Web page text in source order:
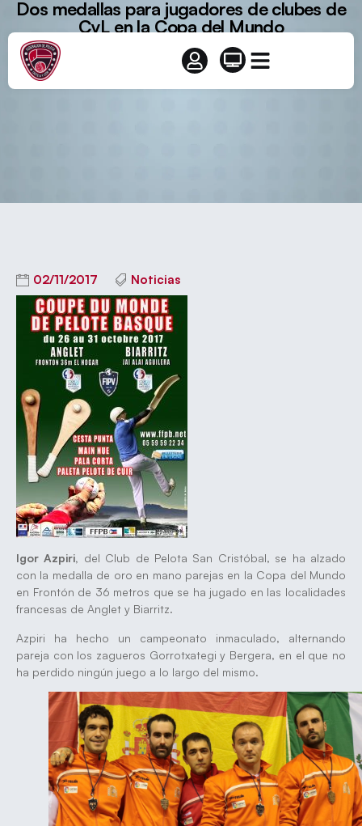
Dos medallas para jugadores de clubes de
CyL en la Copa del Mundo
02/11/2017 Noticias
Igor Azpiri, del Club de Pelota San Cristóbal, se ha alzado
con la medalla de oro en mano parejas en la Copa del Mundo
en Frontón de 36 metros que se ha jugado en las localidades
francesas de Anglet y Biarritz.
Azpiri ha hecho un campeonato inmaculado, alternando
pareja con los zagueros Gorrotxategi y Bergera, en el que no
ha perdido ningún juego a lo largo del mismo.